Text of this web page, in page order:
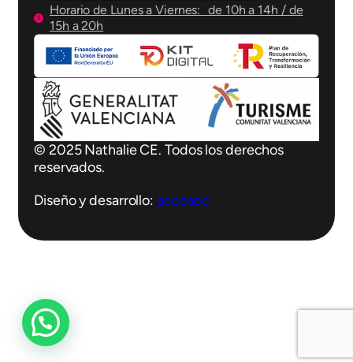
Horario de Lunes a Viernes: de 10h a 14h / de
15h a 20h
© 2025 Nathalie CE. Todos los derechos
reservados.
Diseño y desarrollo: acceseo